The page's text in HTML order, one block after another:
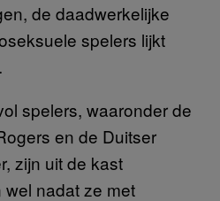
de daadwerkelijke
spelers lijkt
spelers, waaronder de
en de Duitser
zijn uit de kast
nadat ze met